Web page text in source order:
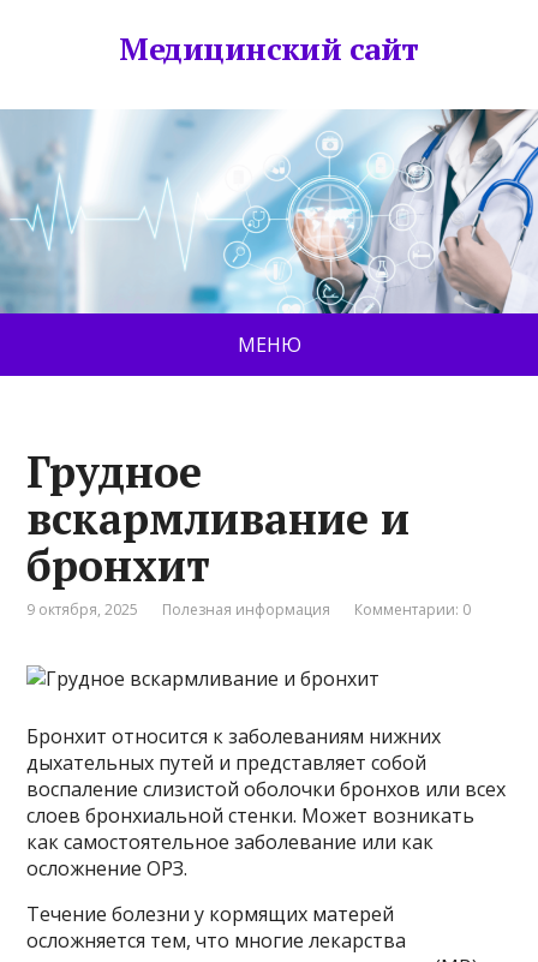
Медицинский сайт
МЕНЮ
Грудное
вскармливание и
бронхит
9 октября, 2025 Полезная информация Комментарии: 0
Бронхит относится к заболеваниям нижних
дыхательных путей и представляет собой
воспаление слизистой оболочки бронхов или всех
слоев бронхиальной стенки. Может возникать
как самостоятельное заболевание или как
осложнение ОРЗ.
Течение болезни у кормящих матерей
осложняется тем, что многие лекарства